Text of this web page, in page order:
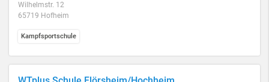
Wilhelmstr. 12
65719 Hofheim
Kampfsportschule